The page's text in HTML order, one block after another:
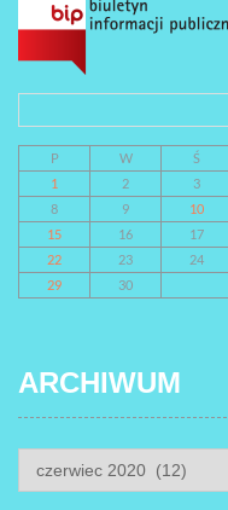
P W Ś
1
2 3
8
9 10
15
16 17
22
23 24
29
30
ARCHIWUM
ARCHIWUM